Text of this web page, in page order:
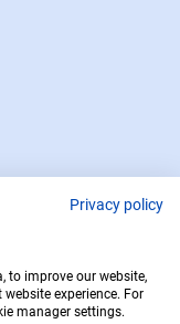
Privacy policy
to improve our website,
experience. For
manager settings.